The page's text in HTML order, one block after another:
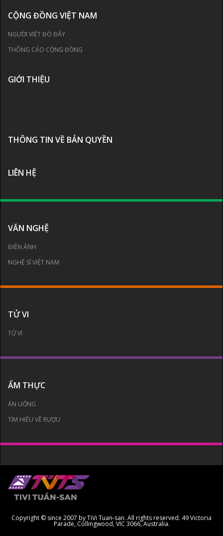
CỘNG ĐỒNG VIỆT NAM
NGƯỜI VIỆT ĐÓ ĐÂY
THÔNG CÁO CỘNG ĐỒNG
GIỚI THIỆU
THÔNG TIN VỀ BẢN QUYỀN
LIÊN HỆ
VĂN NGHỆ
ĐIỆN ẢNH
NGHỆ SĨ VIỆT NAM
TỬ VI
TỬ VI
ẨM THỰC
ĂN UỐNG
TÌM HIỂU VỀ RƯỢU
Copyright © since 2007 by TiVi Tuan-san. All rights reserved. 49 Victoria
Parade, Collingwood, VIC 3066, Australia.